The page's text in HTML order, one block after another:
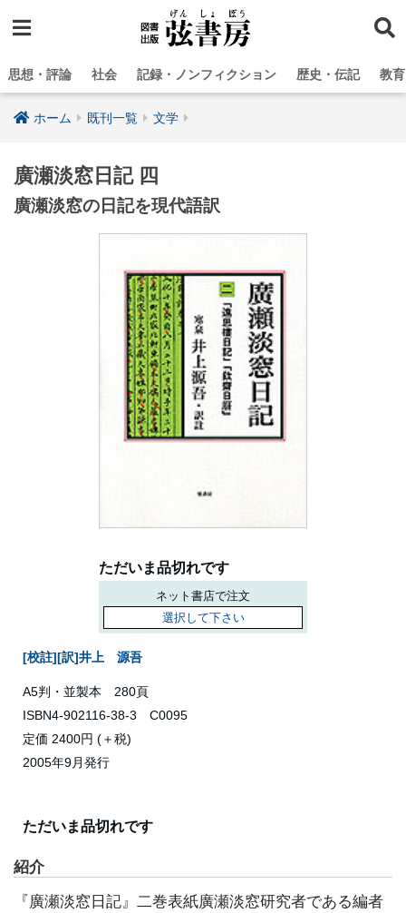
思想・評論 社会 記録・ノンフィクション 歴史・伝記 教
ホーム 既刊一覧 文学
廣瀬淡窓日記 四
廣瀬淡窓の日記を現代語訳
ただいま品切れです
ネット書店で注文
選択して下さい
[校註][訳]井上 源吾
A5判・並製本 280頁
ISBN4-902116-38-3 C0095
定価 2400円 (＋税)
2005年9月発行
ただいま品切れです
紹介
『廣瀬淡窓日記』二巻表紙廣瀬淡窓研究者である編者